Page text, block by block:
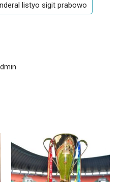
listyo sigit prabowo